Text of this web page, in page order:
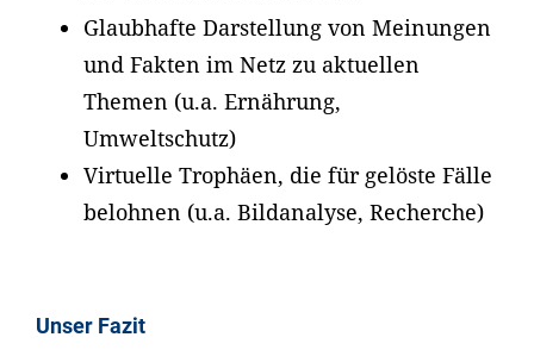
Glaubhafte Darstellung von Meinungen
und Fakten im Netz zu aktuellen
Themen (u.a. Ernährung,
Umweltschutz)
Virtuelle Trophäen, die für gelöste Fälle
belohnen (u.a. Bildanalyse, Recherche)
Unser Fazit